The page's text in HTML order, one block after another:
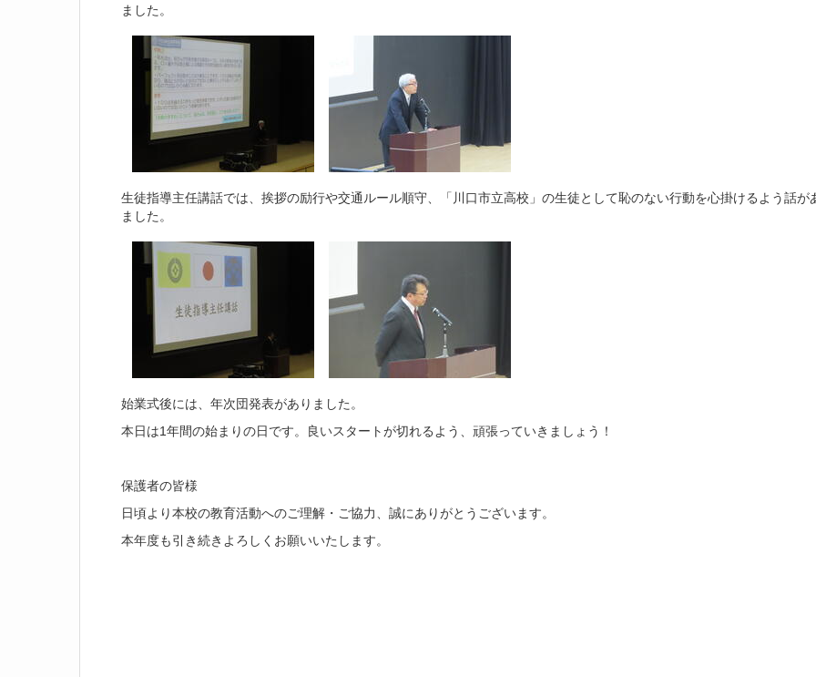
ました。
生徒指導主任講話では、挨拶の励行や交通ルール順守、「川口市立高校」の生徒として恥のない行動を心掛けるよう話が
ました。
始業式後には、年次団発表がありました。
本日は1年間の始まりの日です。良いスタートが切れるよう、頑張っていきましょう！
保護者の皆様
日頃より本校の教育活動へのご理解・ご協力、誠にありがとうございます。
本年度も引き続きよろしくお願いいたします。